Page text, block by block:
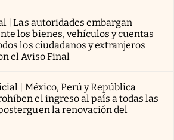
| Las autoridades embargan
los bienes, vehículos y cuentas
los ciudadanos y extranjeros
el Aviso Final
| México, Perú y República
el ingreso al país a todas las
la renovación del